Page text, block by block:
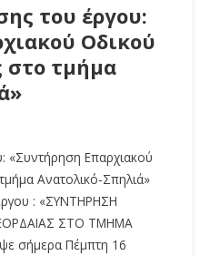
του έργου:
Οδικού
στο τμήμα
«Συντήρηση Επαρχιακού
Ανατολικό-Σπηλιά»
: «ΣΥΝΤΗΡΗΣΗ
ΣΤΟ ΤΜΗΜΑ
σήμερα Πέμπτη 16